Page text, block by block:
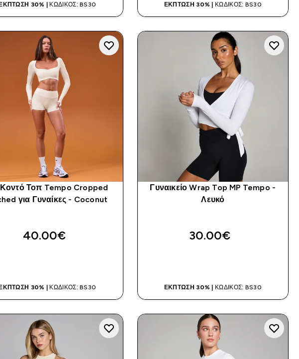
30% | ΚΩΔΙΚΌΣ: BS30 ΈΚΠΤΩΣΗ 30% | ΚΩΔΙΚΌΣ: BS30
Κοντό Τοπ Tempo Cropped
για Γυναίκες - Coconut
40.00€‎
ΈΚΠΤΩΣΗ 30% | ΚΩΔΙΚΌΣ: BS30
Γυναικείο Wrap Top MP Tempo -
Λευκό
30.00€‎
ΈΚΠΤΩΣΗ 30% | ΚΩΔΙΚΌΣ: BS30